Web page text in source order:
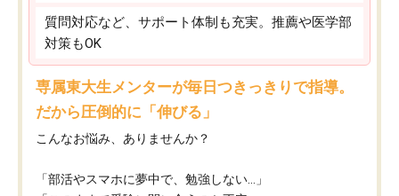
質問対応など、サポート体制も充実。推薦や医学部
対策もOK
専属東大生メンターが毎日つきっきりで指導。
だから圧倒的に「伸びる」
こんなお悩み、ありませんか？
「部活やスマホに夢中で、勉強しない…」